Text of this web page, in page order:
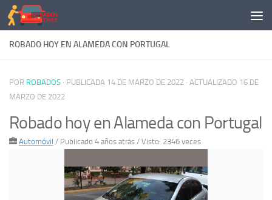
Saltar al contenido
ROBADO HOY EN ALAMEDA CON PORTUGAL
POR ROBADOS · PUBLICADA 14 DE MARZO DE 2022 · ACTUALIZADO 16 DE
MARZO DE 2022
Robado hoy en Alameda con Portugal
Automóvil / Publicado 4 años atrás / Visto: 2346 veces